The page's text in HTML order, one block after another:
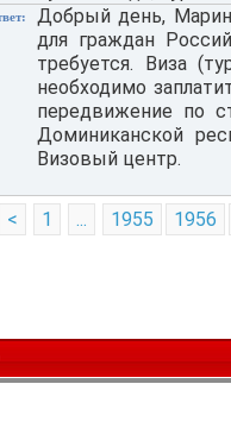
Добрый день,
для граждан
требуется. Виза
необходимо
передвижение по
Доминиканской
Визовый центр.
< 1 ... 1955 1956